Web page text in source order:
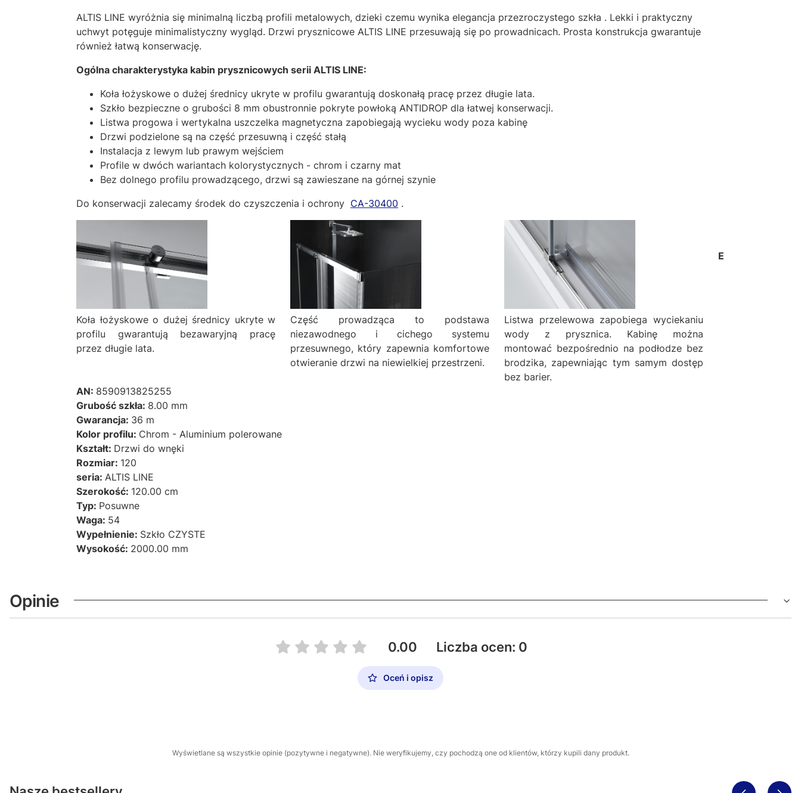
ALTIS LINE wyróżnia się minimalną liczbą profili metalowych, dzieki czemu wynika elegancja przezroczystego szkła . Lekki i praktyczny
uchwyt potęguje minimalistyczny wygląd. Drzwi prysznicowe ALTIS LINE przesuwają się po prowadnicach. Prosta konstrukcja gwarantuje
również łatwą konserwację.
Ogólna charakterystyka kabin prysznicowych serii ALTIS LINE:
Koła łożyskowe o dużej średnicy ukryte w profilu gwarantują doskonałą pracę przez długie lata.
Szkło bezpieczne o grubości 8 mm obustronnie pokryte powłoką ANTIDROP dla łatwej konserwacji.
Listwa progowa i wertykalna uszczelka magnetyczna zapobiegają wycieku wody poza kabinę
Drzwi podzielone są na część przesuwną i część stałą
Instalacja z lewym lub prawym wejściem
Profile w dwóch wariantach kolorystycznych - chrom i czarny mat
Bez dolnego profilu prowadzącego, drzwi są zawieszane na górnej szynie
Do konserwacji zalecamy środek do czyszczenia i ochrony CA-30400 .
Koła łożyskowe o dużej średnicy ukryte w
profilu gwarantują bezawaryjną pracę
przez długie lata.
Część prowadząca to podstawa
niezawodnego i cichego systemu
przesuwnego, który zapewnia komfortowe
otwieranie drzwi na niewielkiej przestrzeni.
Listwa przelewowa zapobiega wyciekaniu
wody z prysznica. Kabinę można
montować bezpośrednio na podłodze bez
brodzika, zapewniając tym samym dostęp
bez barier.
E
AN: 8590913825255
Grubość szkła: 8.00 mm
Gwarancja: 36 m
Kolor profilu: Chrom - Aluminium polerowane
Kształt: Drzwi do wnęki
Rozmiar: 120
seria: ALTIS LINE
Szerokość: 120.00 cm
Typ: Posuwne
Waga: 54
Wypełnienie: Szkło CZYSTE
Wysokość: 2000.00 mm
Opinie
0.00 Liczba ocen: 0
Oceń i opisz
Wyświetlane są wszystkie opinie (pozytywne i negatywne). Nie weryfikujemy, czy pochodzą one od klientów, którzy kupili dany produkt.